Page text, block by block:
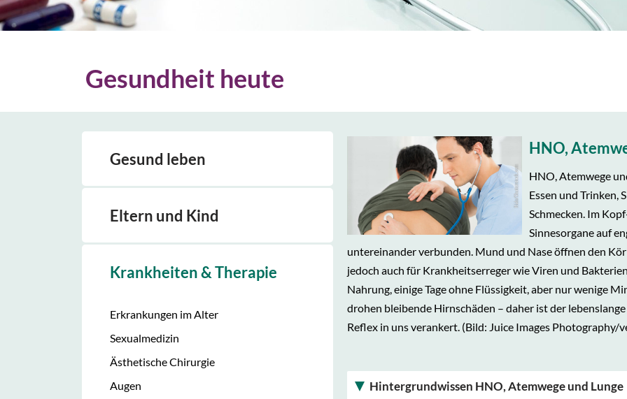
Gesundheit heute
Gesund leben
Eltern und Kind
Krankheiten & Therapie
Erkrankungen im Alter
Sexualmedizin
Ästhetische Chirurgie
Augen
HNO,
HNO, Atemwege
Essen und Trinken,
Schmecken. Im
Sinnesorgane auf
untereinander verbunden. Mund und Nase öffnen den
jedoch auch für Krankheitserreger wie Viren und
Nahrung, einige Tage ohne Flüssigkeit, aber nur wenige
drohen bleibende Hirnschäden – daher ist der
Reflex in uns verankert. (Bild: Juice Images Photography/
Hintergrundwissen HNO, Atemwege und Lunge